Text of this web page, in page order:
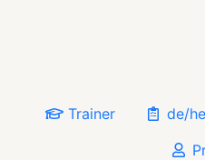
Trainer de/